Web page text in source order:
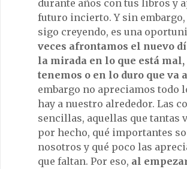
durante años con tus libros y
futuro incierto. Y sin embargo,
sigo creyendo, es una
veces afrontamos el nuevo
la mirada en lo que está
tenemos o en lo duro que va
embargo no apreciamos todo
hay a nuestro alrededor. Las
sencillas, aquellas que tantas
por hecho, qué importantes
nosotros y qué poco las
que faltan. Por eso, al